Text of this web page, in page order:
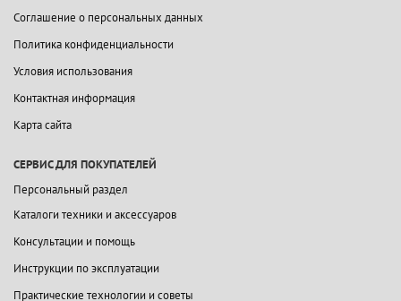
Соглашение о персональных данных
Политика конфиденциальности
Условия использования
Контактная информация
Карта сайта
СЕРВИС ДЛЯ ПОКУПАТЕЛЕЙ
Персональный раздел
Каталоги техники и аксессуаров
Консультации и помощь
Инструкции по эксплуатации
Практические технологии и советы